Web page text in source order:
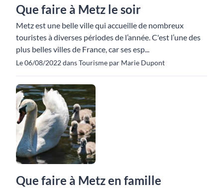
Que faire à Metz le soir
Metz est une belle ville qui accueille de nombreux
touristes à diverses périodes de l’année. C'est l’une des
plus belles villes de France, car ses esp...
Le 06/08/2022 dans Tourisme par Marie Dupont
Que faire à Metz en famille